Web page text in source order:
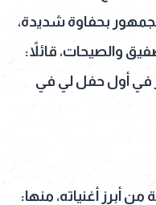
بحفاوة شديدة،
والصيحات، قائلاً:
في أول حفل لي في
أبرز أغنياته، منها: